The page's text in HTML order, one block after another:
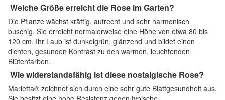
Welche Größe erreicht die Rose im Garten?
Die Pflanze wächst kräftig, aufrecht und sehr harmonisch
buschig. Sie erreicht normalerweise eine Höhe von etwa 80 bis
120 cm. Ihr Laub ist dunkelgrün, glänzend und bildet einen
dichten, gesunden Kontrast zu den warmen, leuchtenden
Blütenfarben.
Wie widerstandsfähig ist diese nostalgische Rose?
Marietta® zeichnet sich durch eine sehr gute Blattgesundheit aus.
Sie besitzt eine hohe Resistenz gegen typische